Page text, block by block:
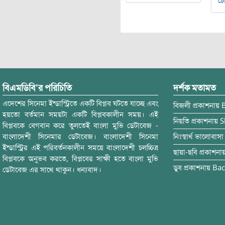
বিএমডিবি’র পরিচিতি
এদেশের সিনেমা ইন্ডাস্ট্রিতে একটি বিপ্লব ঘটতে যাচ্ছে এবং
হয়তো বর্তমান সময়টা একটি বিপ্লবকালীন সময়। এই
বিপ্লবকে বেগবান করে তুলতেই বাংলা মুভি ডেটাবেজ -
বাংলাদেশী সিনেমার ডেটাবেজ। বাংলাদেশী সিনেমা
ইন্ডাস্ট্রির এই পরিবর্তনকালীন সময়ে বাংলাদেশী চলচ্চিত্র
বিপ্লবকে অনুভব করতে, বিপ্লবের সাক্ষী হতে বাংলা মুভি
ডেটাবেজ এর সাথে থাকুন। ধন্যবাদ।
দর্শক মতামত
বিজলী প্রকাশনায়
নিয়তি প্রকাশনায়
নিঃস্বার্থ ভালোবাসা
ছায়া-ছবি
ডুব প্রকাশনায়